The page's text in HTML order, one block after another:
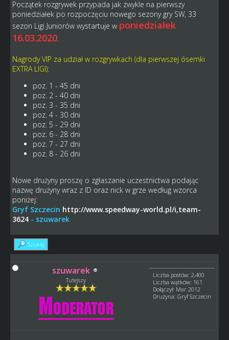
Początek rozgrywek przypada jak zwykle na pierwszy
poniedziałek po rozpoczęciu nowego sezony gry SW, 33
sezon Ligi Juniorów wystartuje w poniedziałek
16.03.2020.
Nagrody VIP za udział w rozgrywkach (dla pierwszej ósemki
EXTRA LIGI):
poz. 1 - 45 dni
poz. 2 - 40 dni
poz. 3 - 35 dni
poz. 4 - 30 dni
poz. 5 - 29 dni
poz. 6 - 28 dni
poz. 7 - 27 dni
poz. 8 - 26 dni
Nowe drużyny proszę o zgłaszanie uczestnictwa podając
nazwę drużyny wraz z ID oraz nick w grze według wzorca
poniżej:
Gryf Szczecin http://www.speedway-world.pl/i,team-
3624- szuwarek
Szukaj
szuwarek
Tutejszy
Liczba postów: 2,400
Liczba wątków: 161
Dołączył: Mar 2012
Drużyna: Gryf Szczecin